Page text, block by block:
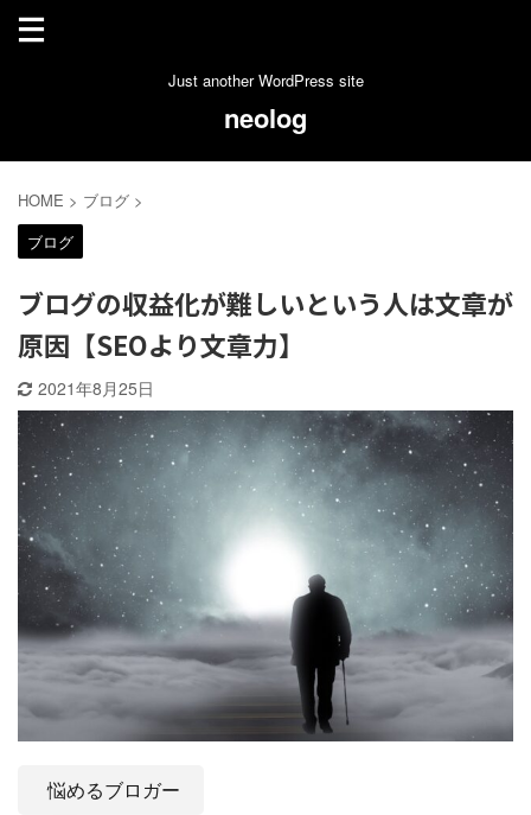
Just another WordPress site
neolog
HOME > ブログ >
ブログ
ブログの収益化が難しいという人は文章が
原因【SEOより文章力】
2021年8月25日
悩めるブロガー